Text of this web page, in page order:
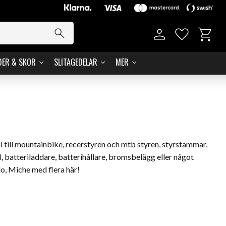
& SKOR SLITAGEDELAR MER
Favoriter
mountainbike, recerstyren och mtb styren, styrstammar,
batteriladdare, batterihållare, bromsbelägg eller något
Miche med flera här!